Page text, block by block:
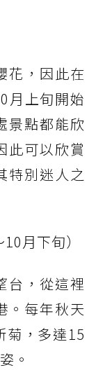
花，因此在
月上旬開始
景點都能欣
此可以欣賞
特別迷人之
月下旬）
台，從這裡
。每年秋天
菊，多達15
。